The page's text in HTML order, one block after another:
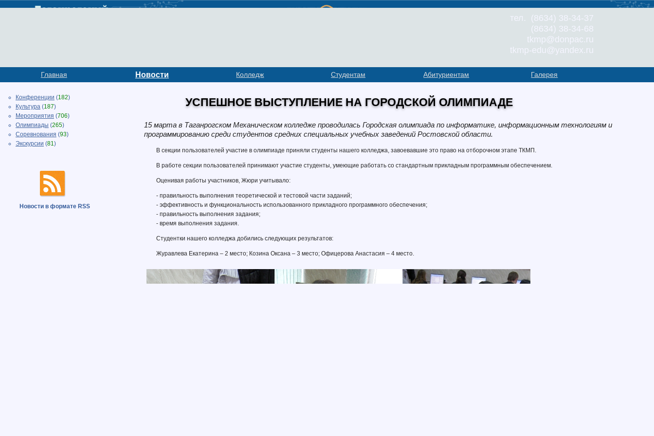
тел. (8634) 38-34-37
(8634) 38-34-68
tkmp@donpac.ru
tkmp-edu@yandex.ru
Главная Новости Колледж Студентам Абитуриентам Галерея
Конференции (182)
Культура (187)
Мероприятия (706)
Олимпиады (265)
Соревнования (93)
Экскурсии (81)
Новости в формате RSS
УСПЕШНОЕ ВЫСТУПЛЕНИЕ НА ГОРОДСКОЙ ОЛИМПИАДЕ
15 марта в Таганрогском Механическом колледже проводилась Городская олимпиада по информатике, информационным технологиям и
программированию среди студентов средних специальных учебных заведений Ростовской области.
В секции пользователей участие в олимпиаде приняли студенты нашего колледжа, завоевавшие это право на отборочном этапе ТКМП.
В работе секции пользователей принимают участие студенты, умеющие работать со стандартным прикладным программным обеспечением.
Оценивая работы участников, Жюри учитывало:
- правильность выполнения теоретической и тестовой части заданий;
- эффективность и функциональность использованного прикладного программного обеспечения;
- правильность выполнения задания;
- время выполнения задания.
Студентки нашего колледжа добились следующих результатов:
Журавлева Екатерина – 2 место; Козина Оксана – 3 место; Офицерова Анастасия – 4 место.